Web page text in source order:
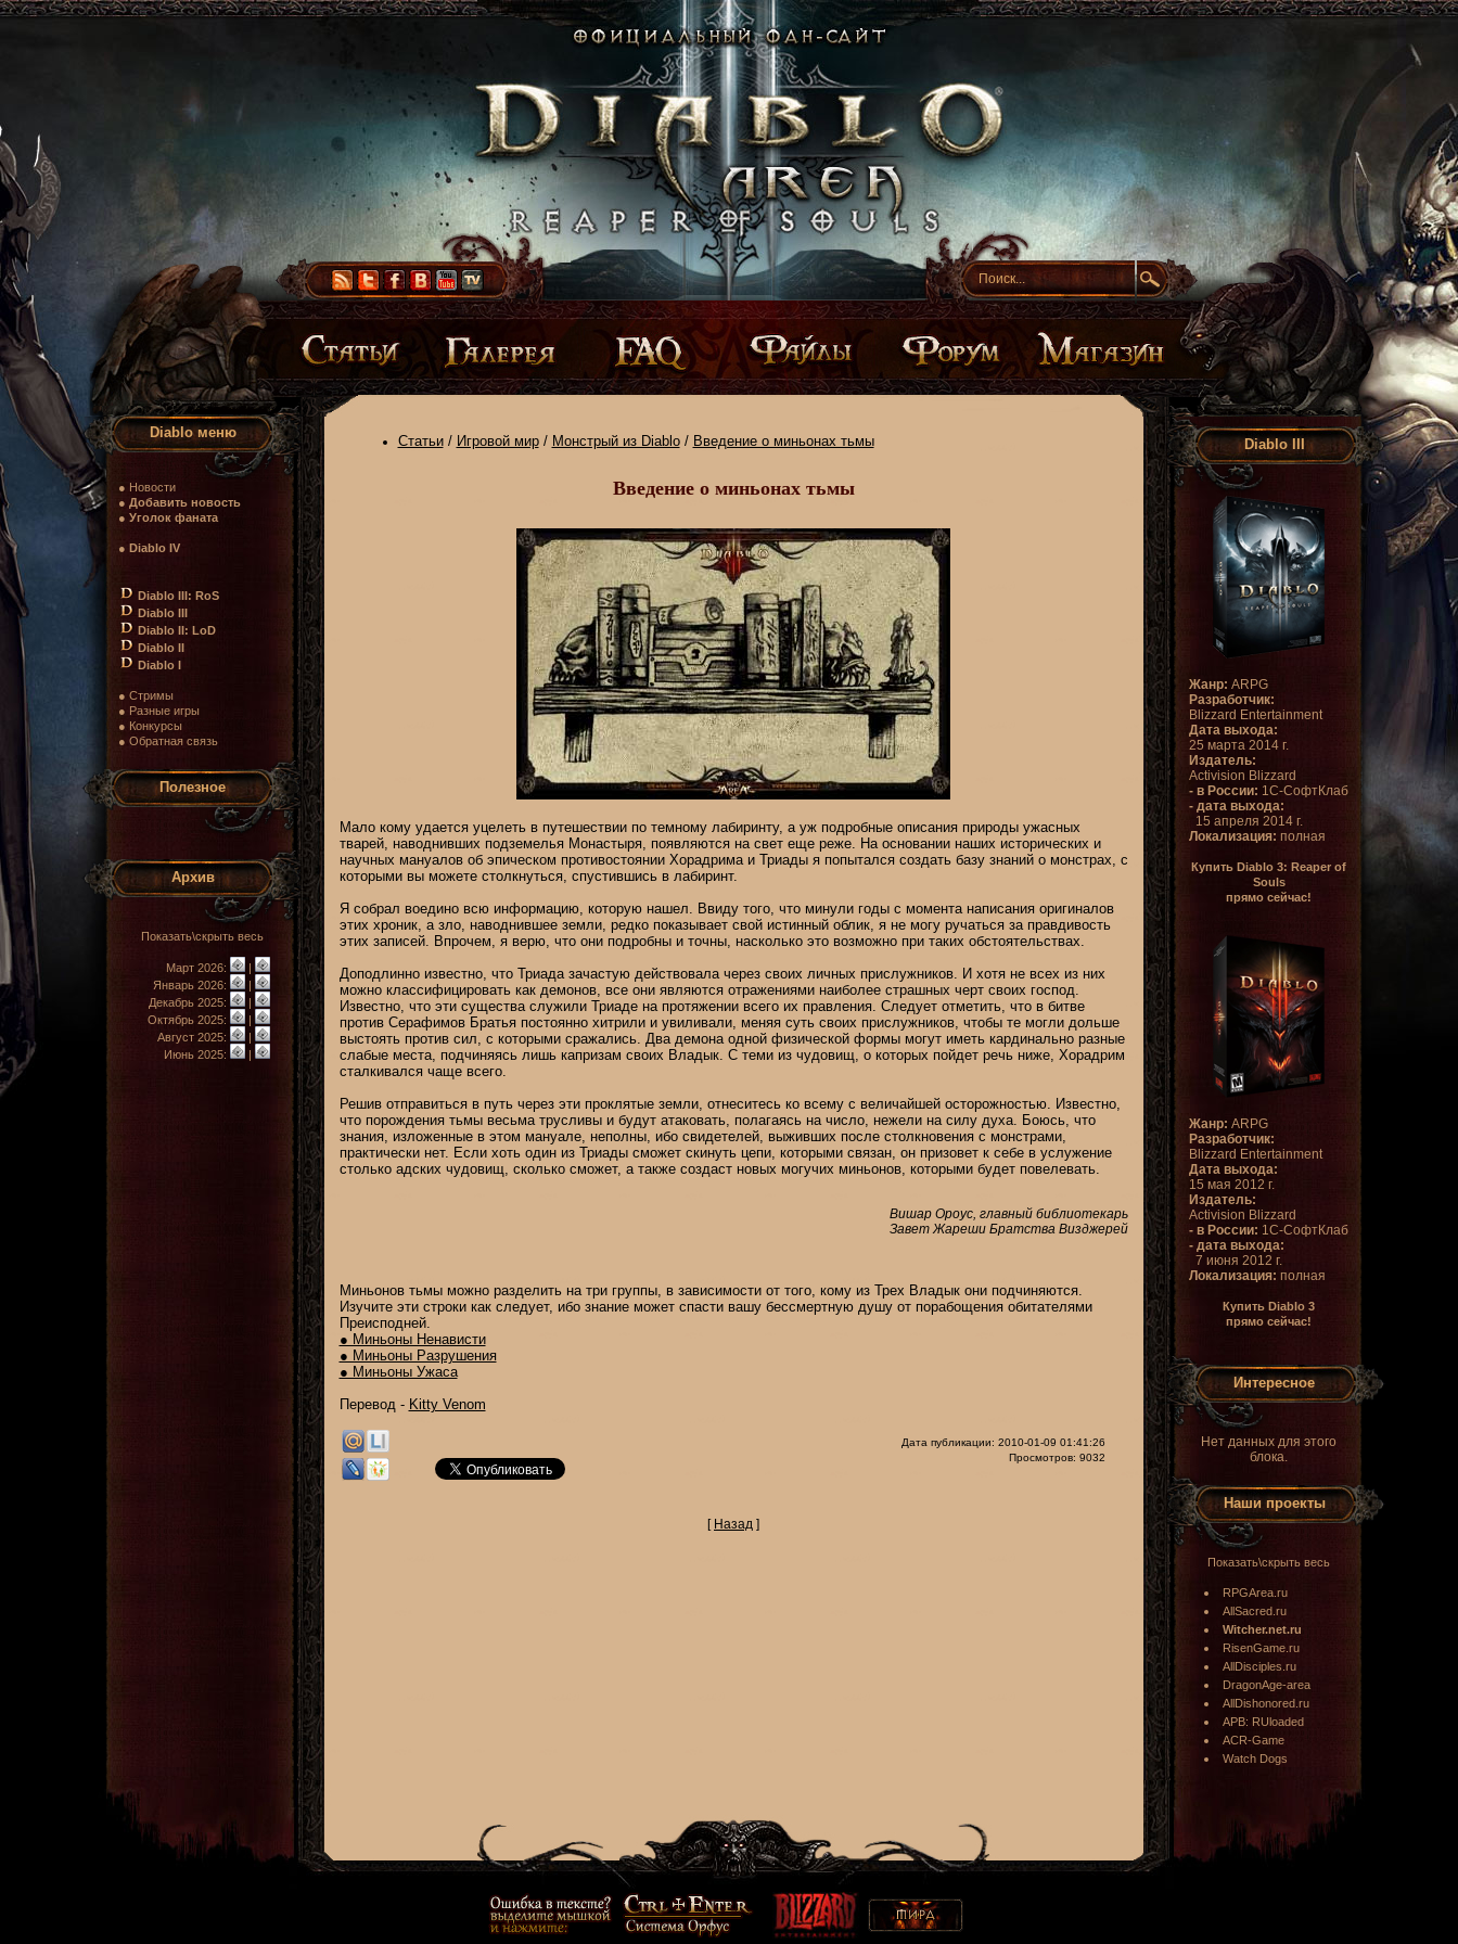
Diablo меню
● Новости
● Добавить новость
● Уголок фаната
● Diablo IV
Diablo III: RoS
Diablo III
Diablo II: LoD
Diablo II
Diablo I
● Стримы
● Разные игры
● Конкурсы
● Обратная связь
Полезное
Архив
Показать\скрыть весь
Март 2026:
|
Январь 2026:
|
Декабрь 2025:
|
Октябрь 2025:
|
Август 2025:
|
Июнь 2025:
|
Статьи/ Игровой мир/ Монстрый из Diablo/ Введение о миньонах тьмы
Введение о миньонах тьмы
Мало кому удается уцелеть в путешествии по темному лабиринту, а уж подробные описания природы ужасных
тварей, наводнивших подземелья Монастыря, появляются на свет еще реже. На основании наших исторических и
научных мануалов об эпическом противостоянии Хорадрима и Триады я попытался создать базу знаний о монстрах, с
которыми вы можете столкнуться, спустившись в лабиринт.
Я собрал воедино всю информацию, которую нашел. Ввиду того, что минули годы с момента написания оригиналов
этих хроник, а зло, наводнившее земли, редко показывает свой истинный облик, я не могу ручаться за правдивость
этих записей. Впрочем, я верю, что они подробны и точны, насколько это возможно при таких обстоятельствах.
Доподлинно известно, что Триада зачастую действовала через своих личных прислужников. И хотя не всех из них
можно классифицировать как демонов, все они являются отражениями наиболее страшных черт своих господ.
Известно, что эти существа служили Триаде на протяжении всего их правления. Следует отметить, что в битве
против Серафимов Братья постоянно хитрили и увиливали, меняя суть своих прислужников, чтобы те могли дольше
выстоять против сил, с которыми сражались. Два демона одной физической формы могут иметь кардинально разные
слабые места, подчиняясь лишь капризам своих Владык. С теми из чудовищ, о которых пойдет речь ниже, Хорадрим
сталкивался чаще всего.
Решив отправиться в путь через эти проклятые земли, отнеситесь ко всему с величайшей осторожностью. Известно,
что порождения тьмы весьма трусливы и будут атаковать, полагаясь на число, нежели на силу духа. Боюсь, что
знания, изложенные в этом мануале, неполны, ибо свидетелей, выживших после столкновения с монстрами,
практически нет. Если хоть один из Триады сможет скинуть цепи, которыми связан, он призовет к себе в услужение
столько адских чудовищ, сколько сможет, а также создаст новых могучих миньонов, которыми будет повелевать.
Вишар Ороус, главный библиотекарь
Завет Жареши Братства Визджерей
Миньонов тьмы можно разделить на три группы, в зависимости от того, кому из Трех Владык они подчиняются.
Изучите эти строки как следует, ибо знание может спасти вашу бессмертную душу от порабощения обитателями
Преисподней.
● Миньоны Ненависти
● Миньоны Разрушения
● Миньоны Ужаса
Перевод - Kitty Venom
Дата публикации: 2010-01-09 01:41:26
Просмотров: 9032
[ Назад ]
Diablo III
Жанр: ARPG
Разработчик:
Blizzard Entertainment
Дата выхода:
25 марта 2014 г.
Издатель:
Activision Blizzard
- в России: 1С-СофтКлаб
- дата выхода:
15 апреля 2014 г.
Локализация: полная
Купить Diablo 3: Reaper of
Souls
прямо сейчас!
Жанр: ARPG
Разработчик:
Blizzard Entertainment
Дата выхода:
15 мая 2012 г.
Издатель:
Activision Blizzard
- в России: 1С-СофтКлаб
- дата выхода:
7 июня 2012 г.
Локализация: полная
Купить Diablo 3
прямо сейчас!
Интересное
Нет данных для этого
блока.
Наши проекты
Показать\скрыть весь
RPGArea.ru
AllSacred.ru
Witcher.net.ru
RisenGame.ru
AllDisciples.ru
DragonAge-area
AllDishonored.ru
APB: RUloaded
ACR-Game
Watch Dogs